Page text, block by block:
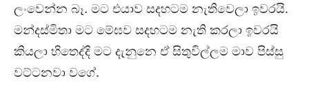
ලංවෙන්න බෑ. මට එයාව සදහටම නැතිවෙලා ඉවරයි.
මන්දස්මිතා මට මේඝව සදහටම නැති කරලා ඉවරයි
කියලා හිතෙද්දි මට දැනුනෙ ඒ සිතුවිල්ලම මාව පිස්සු
වට්ටනවා වගේ.